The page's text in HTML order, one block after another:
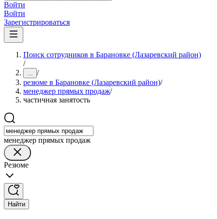
Войти
Войти
Зарегистрироваться
Поиск сотрудников в Барановке (Лазаревский район)
/
... /
резюме в Барановке (Лазаревский район)/
менеджер прямых продаж/
частичная занятость
менеджер прямых продаж
Резюме
Найти